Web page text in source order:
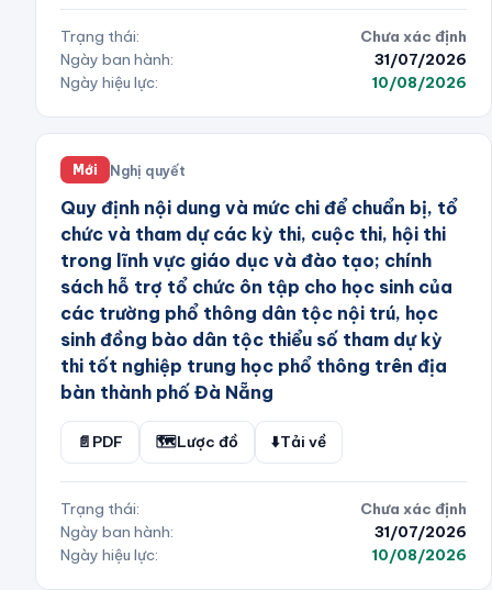
Trạng thái:
Chưa xác định
Ngày ban hành:
31/07/2026
Ngày hiệu lực:
10/08/2026
Mới Nghị quyết
Quy định nội dung và mức chi để chuẩn bị, tổ
chức và tham dự các kỳ thi, cuộc thi, hội thi
trong lĩnh vực giáo dục và đào tạo; chính
sách hỗ trợ tổ chức ôn tập cho học sinh của
các trường phổ thông dân tộc nội trú, học
sinh đồng bào dân tộc thiểu số tham dự kỳ
thi tốt nghiệp trung học phổ thông trên địa
bàn thành phố Đà Nẵng
📄 PDF 🗺️Lược đồ ⬇️Tải về
Trạng thái:
Chưa xác định
Ngày ban hành:
31/07/2026
Ngày hiệu lực:
10/08/2026